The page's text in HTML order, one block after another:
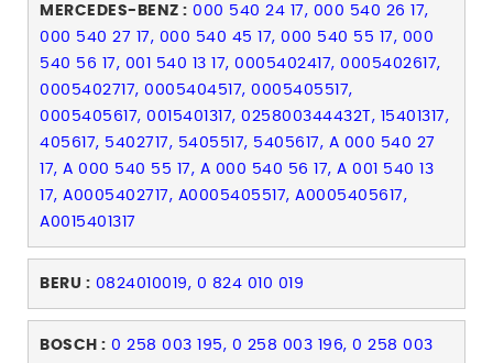
MERCEDES-BENZ : 000 540 24 17, 000 540 26 17,
000 540 27 17, 000 540 45 17, 000 540 55 17, 000
540 56 17, 001 540 13 17, 0005402417, 0005402617,
0005402717, 0005404517, 0005405517,
0005405617, 0015401317, 025800344432T, 15401317,
405617, 5402717, 5405517, 5405617, A 000 540 27
17, A 000 540 55 17, A 000 540 56 17, A 001 540 13
17, A0005402717, A0005405517, A0005405617,
A0015401317
BERU : 0824010019, 0 824 010 019
BOSCH : 0 258 003 195, 0 258 003 196, 0 258 003